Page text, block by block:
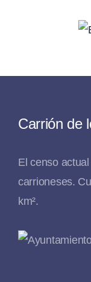
Carrión de
El censo
carrioneses.
km².